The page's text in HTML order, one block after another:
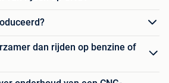
dan rijden op benzine of